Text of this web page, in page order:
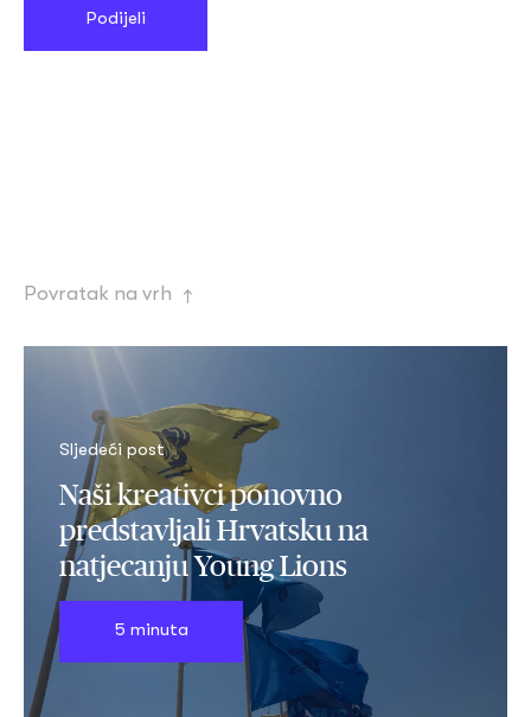
Povratak na vrh →
Sljedeći post
Naši kreativci ponovno
predstavljali Hrvatsku na
natjecanju Young Lions